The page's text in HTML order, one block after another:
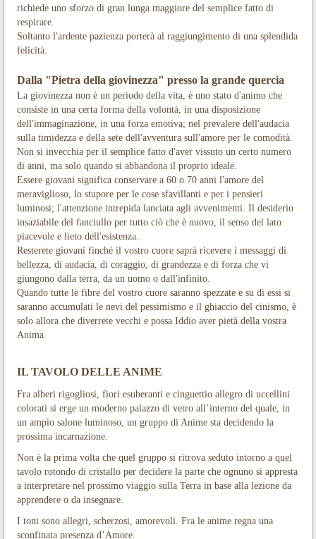
richiede uno sforzo di gran lunga maggiore del semplice fatto di
respirare.
Soltanto l'ardente pazienza porterà al raggiungimento di una splendida
felicità.
Dalla "Pietra della giovinezza" presso la grande quercia
La giovinezza non è un periodo della vita, è uno stato d'animo che
consiste in una certa forma della volontà, in una disposizione
dell'immaginazione, in una forza emotiva; nel prevalere dell'audacia
sulla timidezza e della sete dell'avventura sull'amore per le comodità.
Non si invecchia per il semplice fatto d'aver vissuto un certo numero
di anni, ma solo quando si abbandona il proprio ideale.
Essere giovani significa conservare a 60 o 70 anni l'amore del
meraviglioso, lo stupore per le cose sfavillanti e per i pensieri
luminosi; l'attenzione intrepida lanciata agli avvenimenti. Il desiderio
insaziabile del fanciullo per tutto ciò che è nuovo, il senso del lato
piacevole e lieto dell'esistenza.
Resterete giovani finchè il vostro cuore saprà ricevere i messaggi di
bellezza, di audacia, di coraggio, di grandezza e di forza che vi
giungono dalla terra, da un uomo o dall'infinito.
Quando tutte le fibre del vostro cuore saranno spezzate e su di essi si
saranno accumulati le nevi del pessimismo e il ghiaccio del cinismo, è
solo allora che diverrete vecchi e possa Iddio aver pietà della vostra
Anima.
IL TAVOLO DELLE ANIME
Fra alberi rigogliosi, fiori esuberanti e cinguettio allegro di uccellini
colorati si erge un moderno palazzo di vetro all’interno del quale, in
un ampio salone luminoso, un gruppo di Anime sta decidendo la
prossima incarnazione.
Non è la prima volta che quel gruppo si ritrova seduto intorno a quel
tavolo rotondo di cristallo per decidere la parte che ognuno si appresta
a interpretare nel prossimo viaggio sulla Terra in base alla lezione da
apprendere o da insegnare.
I toni sono allegri, scherzosi, amorevoli. Fra le anime regna una
sconfinata presenza d’Amore.